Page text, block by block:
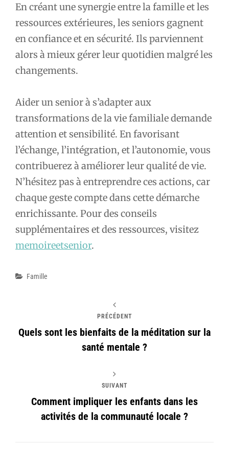
En créant une synergie entre la famille et les
ressources extérieures, les seniors gagnent
en confiance et en sécurité. Ils parviennent
alors à mieux gérer leur quotidien malgré les
changements.
Aider un senior à s’adapter aux
transformations de la vie familiale demande
attention et sensibilité. En favorisant
l’échange, l’intégration, et l’autonomie, vous
contribuerez à améliorer leur qualité de vie.
N’hésitez pas à entreprendre ces actions, car
chaque geste compte dans cette démarche
enrichissante. Pour des conseils
supplémentaires et des ressources, visitez
memoireetsenior.
Catégories
Famille
PRÉCÉDENT
Quels sont les bienfaits de la méditation sur la
santé mentale ?
SUIVANT
Comment impliquer les enfants dans les
activités de la communauté locale ?